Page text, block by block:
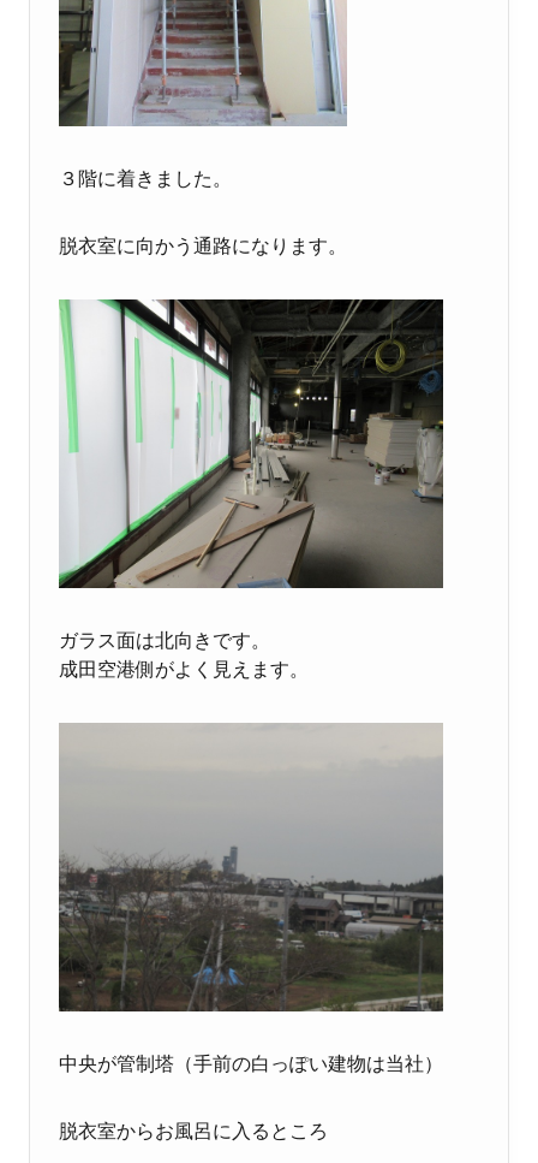
３階に着きました。
脱衣室に向かう通路になります。
ガラス面は北向きです。
成田空港側がよく見えます。
中央が管制塔（手前の白っぽい建物は当社）
脱衣室からお風呂に入るところ